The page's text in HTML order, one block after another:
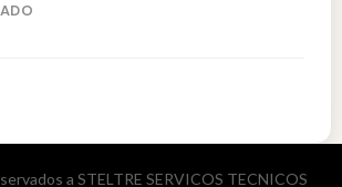
a STELTRE SERVICOS TECNICOS